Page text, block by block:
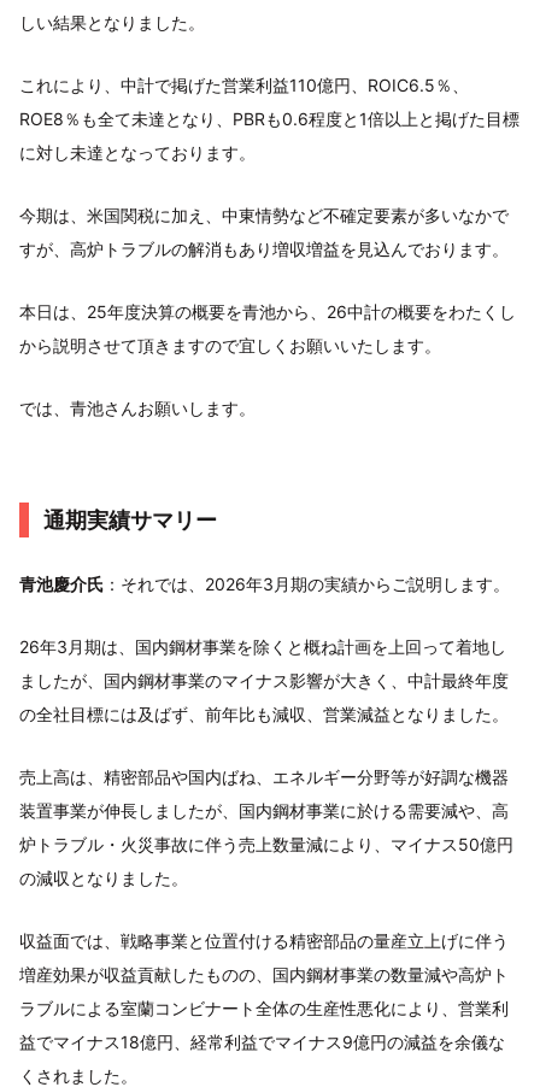
しい結果となりました。
これにより、中計で掲げた営業利益110億円、ROIC6.5％、
ROE8％も全て未達となり、PBRも0.6程度と1倍以上と掲げた目標
に対し未達となっております。
今期は、米国関税に加え、中東情勢など不確定要素が多いなかで
すが、高炉トラブルの解消もあり増収増益を見込んでおります。
本日は、25年度決算の概要を青池から、26中計の概要をわたくし
から説明させて頂きますので宜しくお願いいたします。
では、青池さんお願いします。
通期実績サマリー
青池慶介氏 ：それでは、2026年3月期の実績からご説明します。
26年3月期は、国内鋼材事業を除くと概ね計画を上回って着地し
ましたが、国内鋼材事業のマイナス影響が大きく、中計最終年度
の全社目標には及ばず、前年比も減収、営業減益となりました。
売上高は、精密部品や国内ばね、エネルギー分野等が好調な機器
装置事業が伸長しましたが、国内鋼材事業に於ける需要減や、高
炉トラブル・火災事故に伴う売上数量減により、マイナス50億円
の減収となりました。
収益面では、戦略事業と位置付ける精密部品の量産立上げに伴う
増産効果が収益貢献したものの、国内鋼材事業の数量減や高炉ト
ラブルによる室蘭コンビナート全体の生産性悪化により、営業利
益でマイナス18億円、経常利益でマイナス9億円の減益を余儀な
くされました。